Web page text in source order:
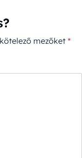
mezőket*